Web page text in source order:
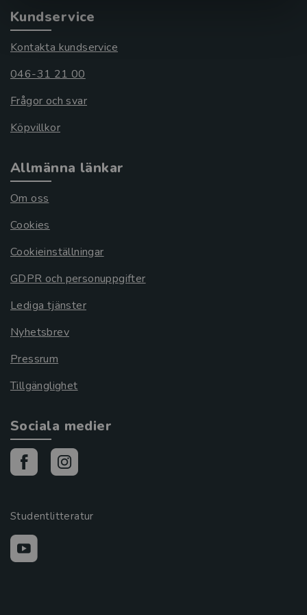
Kundservice
Kontakta kundservice
046-31 21 00
Frågor och svar
Köpvillkor
Allmänna länkar
Om oss
Cookies
Cookieinställningar
GDPR och personuppgifter
Lediga tjänster
Nyhetsbrev
Pressrum
Tillgänglighet
Sociala medier
Studentlitteratur